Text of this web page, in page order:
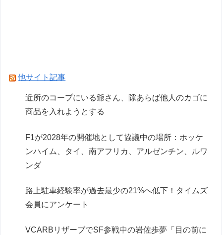
他サイト記事
近所のコープにいる爺さん、隙あらば他人のカゴに
商品を入れようとする
F1が2028年の開催地として協議中の場所：ホッケ
ンハイム、タイ、南アフリカ、アルゼンチン、ルワ
ンダ
路上駐車経験率が過去最少の21%へ低下！タイムズ
会員にアンケート
VCARBリザーブでSF参戦中の岩佐歩夢「目の前に